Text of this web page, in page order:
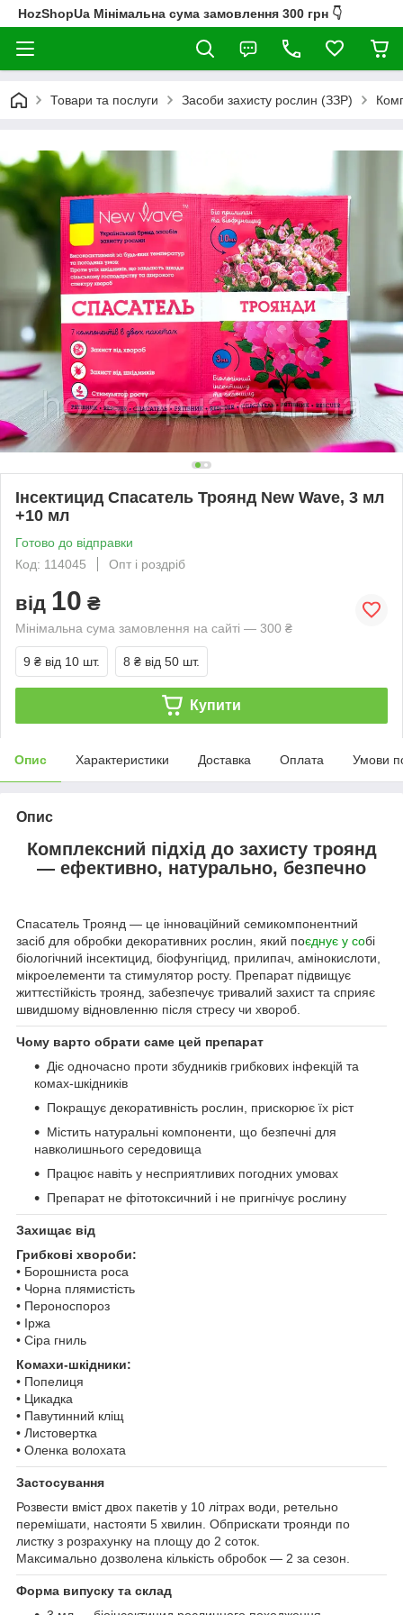
HozShopUa Мінімальна сума замовлення 300 грн 👇
Товари та послуги Засоби захисту рослин (ЗЗР)
Інсектицид Спасатель Троянд New Wave, 3 мл
+10 мл
Готово до відправки
Код: 114045
Опт і роздріб
від 10 ₴
Мінімальна сума замовлення на сайті — 300 ₴
9 ₴ від 10 шт. 8 ₴ від 50 шт.
Купити
Опис Характеристики Доставка Оплата Умови
Опис
Комплексний підхід до захисту троянд
— ефективно, натурально, безпечно
Спасатель Троянд — це інноваційний семикомпонентний
засіб для обробки декоративних рослин, який поєднує у собі
біологічний інсектицид, біофунгіцид, прилипач, амінокислоти,
мікроелементи та стимулятор росту. Препарат підвищує
життєстійкість троянд, забезпечує тривалий захист та сприяє
швидшому відновленню після стресу чи хвороб.
Чому варто обрати саме цей препарат
Діє одночасно проти збудників грибкових інфекцій та
комах-шкідників
Покращує декоративність рослин, прискорює їх ріст
Містить натуральні компоненти, що безпечні для
навколишнього середовища
Працює навіть у несприятливих погодних умовах
Препарат не фітотоксичний і не пригнічує рослину
Захищає від
Грибкові хвороби:
• Борошниста роса
• Чорна плямистість
• Пероноспороз
• Іржа
• Сіра гниль
Комахи-шкідники:
• Попелиця
• Цикадка
• Павутинний кліщ
• Листовертка
• Оленка волохата
Застосування
Розвести вміст двох пакетів у 10 літрах води, ретельно
перемішати, настояти 5 хвилин. Обприскати троянди по
листку з розрахунку на площу до 2 соток.
Максимально дозволена кількість обробок — 2 за сезон.
Форма випуску та склад